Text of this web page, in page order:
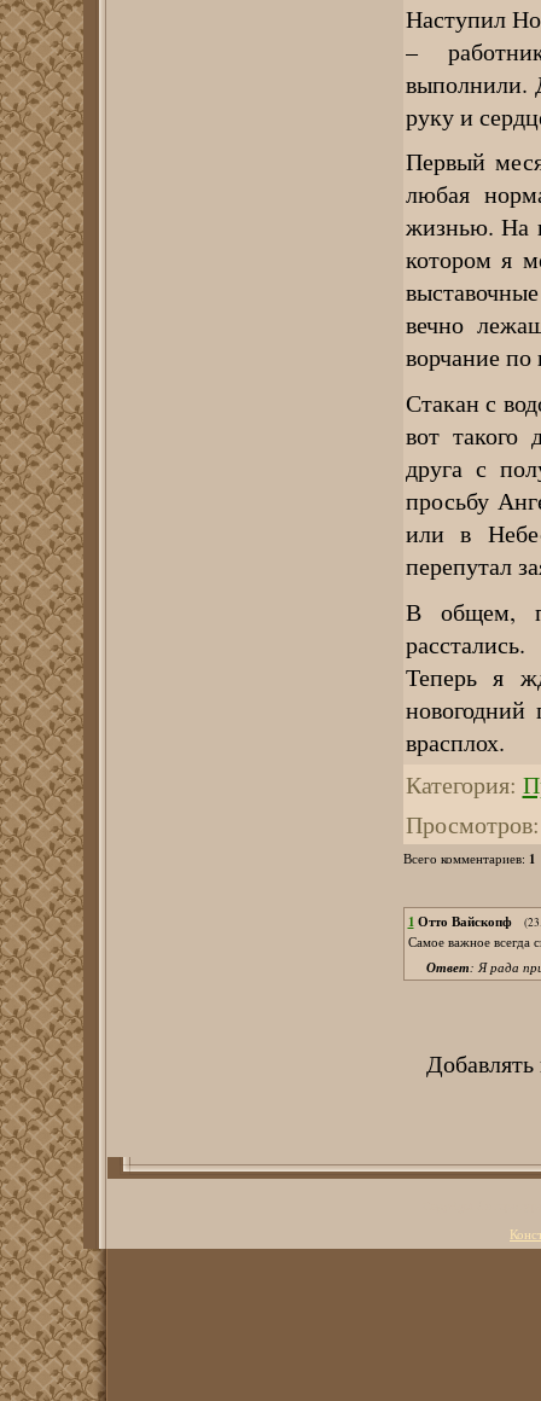
Наступил
–
выполнили.
руку и
Первый
любая
жизнью. На
котором я
вечно
ворчание по
Стакан с
вот такого
друга с
просьбу
или в
перепутал
В общем,
расстались.
Теперь я
новогодний
врасплох.
Категория:
Просмотров:
Всего комментариев: 1
1 Отто Вайскопф
Самое важное всегда
Ответ: Я рада